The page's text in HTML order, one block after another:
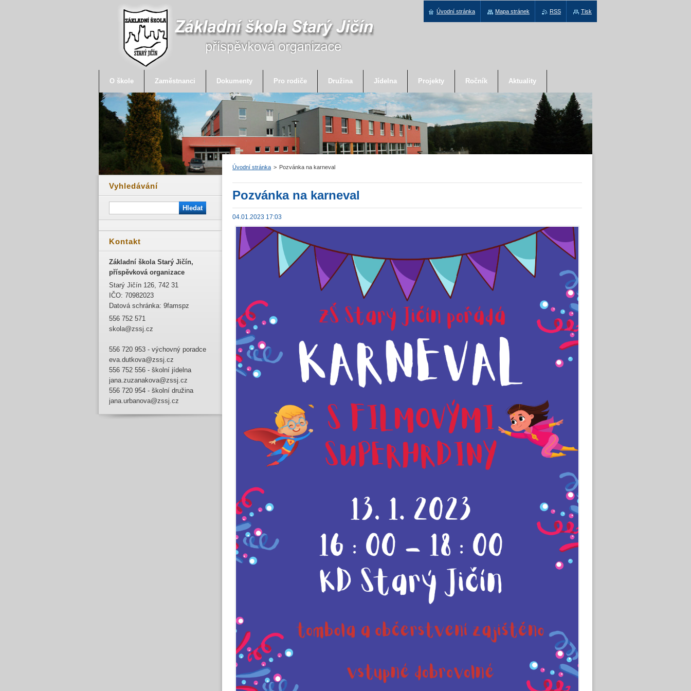
Úvodní stránka > Pozvánka na karneval
Pozvánka na karneval
04.01.2023 17:03
Vyhledávání
Kontakt
Základní škola Starý Jičín,
příspěvková organizace
Starý Jičín 126, 742 31
IČO: 70982023
Datová schránka: 9famspz
556 752 571
skola@zssj.cz
556 720 953 - výchovný poradce
eva.dutkova@zssj.cz
556 752 556 - školní jídelna
jana.zuzanakova@zssj.cz
556 720 954 - školní družina
jana.urbanova@zssj.cz
O škole Zaměstnanci Dokumenty Pro rodiče Družina Jídelna Projekty Ročník Aktuality
Úvodní stránka Mapa stránek RSS Tisk